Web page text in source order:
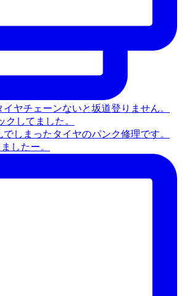
しまったタイヤのパンク修理です。
したー。